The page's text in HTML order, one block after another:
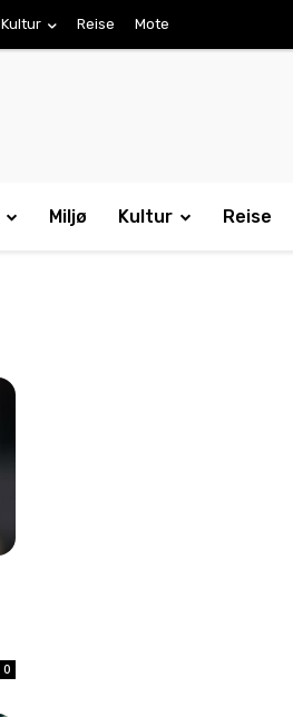
Kultur Reise Mote
Miljø Kultur Reise
0